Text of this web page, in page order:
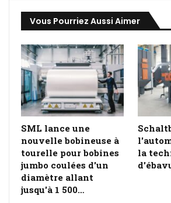
Vous Pourriez Aussi Aimer
SML lance une
nouvelle bobineuse à
tourelle pour bobines
jumbo coulées d'un
diamètre allant
jusqu'à 1 500…
la